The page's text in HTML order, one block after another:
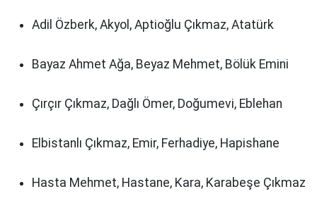
Adil Özberk, Akyol, Aptioğlu Çıkmaz, Atatürk
Bayaz Ahmet Ağa, Beyaz Mehmet, Bölük Emini
Çırçır Çıkmaz, Dağlı Ömer, Doğumevi, Eblehan
Elbistanlı Çıkmaz, Emir, Ferhadiye, Hapishane
Hasta Mehmet, Hastane, Kara, Karabeşe Çıkmaz